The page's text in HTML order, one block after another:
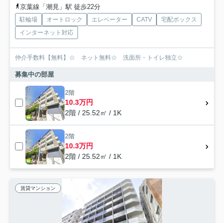
京葉線「潮見」駅 徒歩22分
駐輪場 オートロック エレベーター CATV
宅配ボックス
インターネット対応
仲介手数料【無料】☆ ネット無料☆ 洗面所・トイレ独立☆
募集中の部屋
2階
10.3万円
2階 / 25.52㎡ / 1K
2階
10.3万円
2階 / 25.52㎡ / 1K
賃貸マンション